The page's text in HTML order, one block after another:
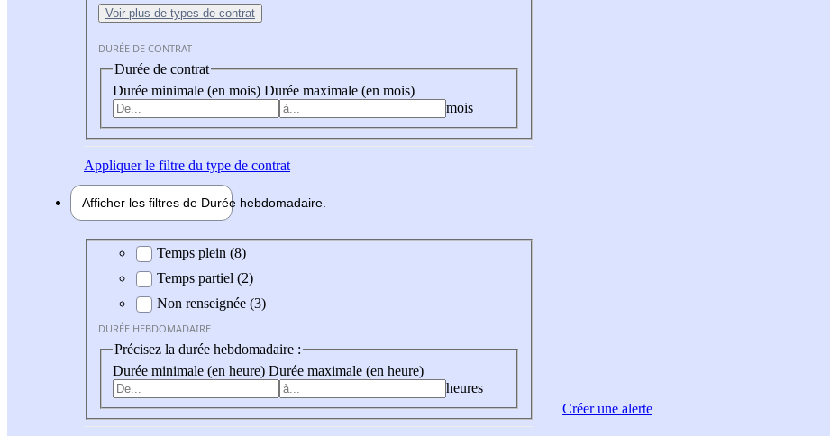
Voir plus de types de contrat
DURÉE DE CONTRAT
Durée de contrat
Durée minimale (en mois) Durée maximale (en mois)
mois
Appliquerle filtre du type de contrat
Afficher les filtres de Durée hebdomadaire
Durée hebdomadaire
Temps plein (8)
Temps partiel (2)
Non renseignée (3)
DURÉE HEBDOMADAIRE
Précisez la durée hebdomadaire :
Durée minimale (en heure) Durée maximale (en heure)
heures
Créer une alerte